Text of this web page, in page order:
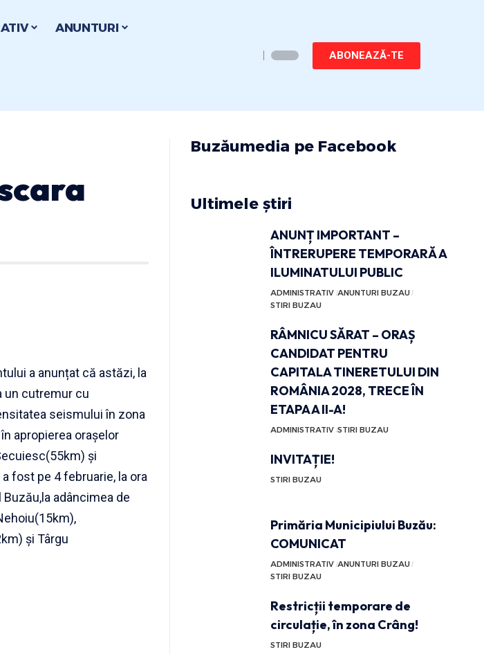
ANUNTURI
ABONEAZĂ-TE
a anunțat că astăzi, la
un cutremur cu
seismului în zona
apropierea orașelor
și
fost pe 4 februarie, la ora
adâncimea de
și Târgu
Buzăumedia pe Facebook
Ultimele știri
ANUNȚ IMPORTANT –
ÎNTRERUPERE TEMPORARĂ A
ILUMINATULUI PUBLIC
ADMINISTRATIV ANUNTURI BUZAU
STIRI BUZAU
RÂMNICU SĂRAT – ORAȘ
CANDIDAT PENTRU
CAPITALA TINERETULUI DIN
ROMÂNIA 2028, TRECE ÎN
ETAPA A II-A!
ADMINISTRATIV STIRI BUZAU
INVITAȚIE!
STIRI BUZAU
Primăria Municipiului Buzău:
COMUNICAT
ADMINISTRATIV ANUNTURI BUZAU
STIRI BUZAU
Restricții temporare de
circulație, în zona Crâng!
STIRI BUZAU